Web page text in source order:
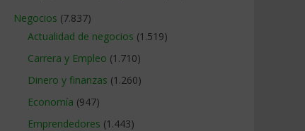
Negocios (7.837)
Actualidad de negocios (1.519)
Carrera y Empleo (1.710)
Dinero y finanzas (1.260)
Economía (947)
Emprendedores (1.443)